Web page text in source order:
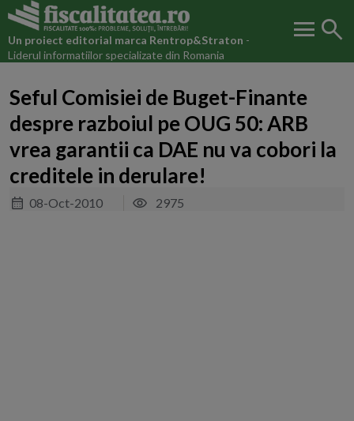
Un proiect editorial marca Rentrop&Straton -
Liderul informatiilor specializate din Romania
menu search
Seful Comisiei de Buget-Finante
despre razboiul pe OUG 50: ARB
vrea garantii ca DAE nu va cobori la
creditele in derulare!
08-Oct-2010 2975